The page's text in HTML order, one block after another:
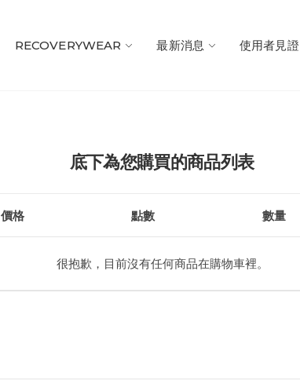
RECOVERYWEAR 最新消息 使用者見證
底下為您購買的商品列表
價格 點數 數量
很抱歉，目前沒有任何商品在購物車裡。